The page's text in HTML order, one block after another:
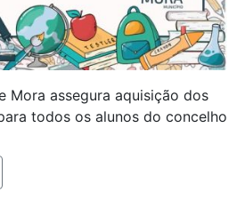
Mora assegura aquisição dos
todos os alunos do concelho